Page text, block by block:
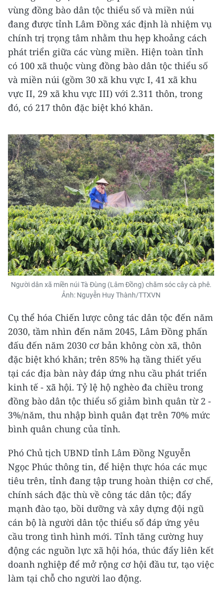
vùng đồng bào dân tộc thiểu số và miền núi
đang được tỉnh Lâm Đồng xác định là nhiệm vụ
chính trị trọng tâm nhằm thu hẹp khoảng cách
phát triển giữa các vùng miền. Hiện toàn tỉnh
có 100 xã thuộc vùng đồng bào dân tộc thiểu số
và miền núi (gồm 30 xã khu vực I, 41 xã khu
vực II, 29 xã khu vực III) với 2.311 thôn, trong
đó, có 217 thôn đặc biệt khó khăn.
Người dân xã miền núi Tà Đùng (Lâm Đồng) chăm sóc cây cà phê.
Ảnh: Nguyễn Huy Thành/TTXVN
Cụ thể hóa Chiến lược công tác dân tộc đến năm
2030, tầm nhìn đến năm 2045, Lâm Đồng phấn
đấu đến năm 2030 cơ bản không còn xã, thôn
đặc biệt khó khăn; trên 85% hạ tầng thiết yếu
tại các địa bàn này đáp ứng nhu cầu phát triển
kinh tế - xã hội. Tỷ lệ hộ nghèo đa chiều trong
đồng bào dân tộc thiểu số giảm bình quân từ 2 -
3%/năm, thu nhập bình quân đạt trên 70% mức
bình quân chung của tỉnh.
Phó Chủ tịch UBND tỉnh Lâm Đồng Nguyễn
Ngọc Phúc thông tin, để hiện thực hóa các mục
tiêu trên, tỉnh đang tập trung hoàn thiện cơ chế,
chính sách đặc thù về công tác dân tộc; đẩy
mạnh đào tạo, bồi dưỡng và xây dựng đội ngũ
cán bộ là người dân tộc thiểu số đáp ứng yêu
cầu trong tình hình mới. Tỉnh tăng cường huy
động các nguồn lực xã hội hóa, thúc đẩy liên kết
doanh nghiệp để mở rộng cơ hội đầu tư, tạo việc
làm tại chỗ cho người lao động.